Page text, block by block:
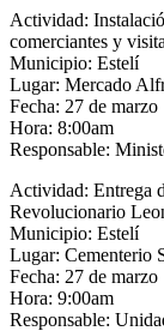
Actividad:
comerciantes y
Municipio: Estelí
Lugar: Mercado
Fecha: 27 de marzo
Hora: 8:00am
Responsable:
Actividad: Entrega
Revolucionario
Municipio: Estelí
Lugar: Cementerio
Fecha: 27 de marzo
Hora: 9:00am
Responsable: